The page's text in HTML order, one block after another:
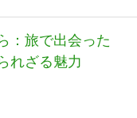
：旅で出会った
れざる魅力